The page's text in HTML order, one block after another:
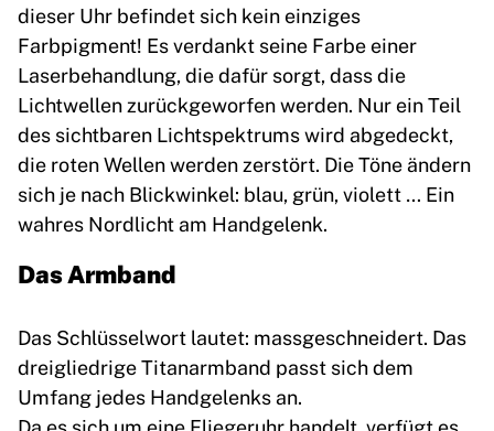
dieser Uhr befindet sich kein einziges
Farbpigment! Es verdankt seine Farbe einer
Laserbehandlung, die dafür sorgt, dass die
Lichtwellen zurückgeworfen werden. Nur ein Teil
des sichtbaren Lichtspektrums wird abgedeckt,
die roten Wellen werden zerstört. Die Töne ändern
sich je nach Blickwinkel: blau, grün, violett … Ein
wahres Nordlicht am Handgelenk.
Das Armband
Das Schlüsselwort lautet: massgeschneidert. Das
dreigliedrige Titanarmband passt sich dem
Umfang jedes Handgelenks an.